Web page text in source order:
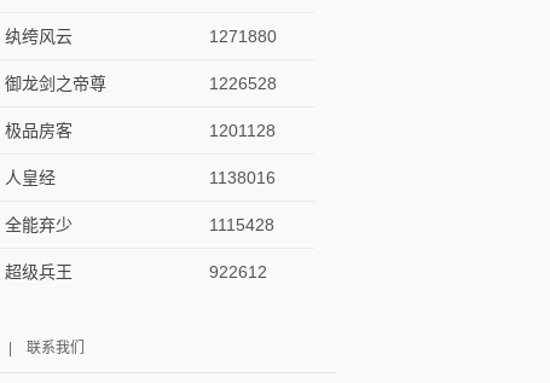
纨绔风云 1271880
御龙剑之帝尊 1226528
极品房客 1201128
人皇经 1138016
全能弃少 1115428
超级兵王 922612
联系我们